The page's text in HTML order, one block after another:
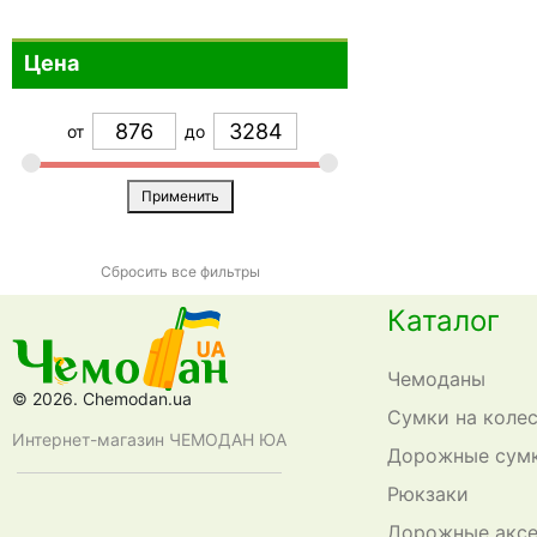
Цена
от до
Применить
Сбросить все фильтры
© 2026. Chemodan.ua
Интернет-магазин ЧЕМОДАН ЮА
Каталог
Чемоданы
Сумки на
Дорожные
Рюкзаки
Дорожные